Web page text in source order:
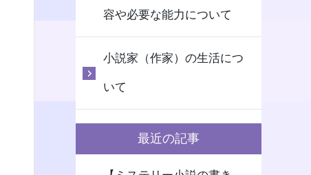
容や必要な能力について
小説家（作家）の生活につ
いて
最近の記事